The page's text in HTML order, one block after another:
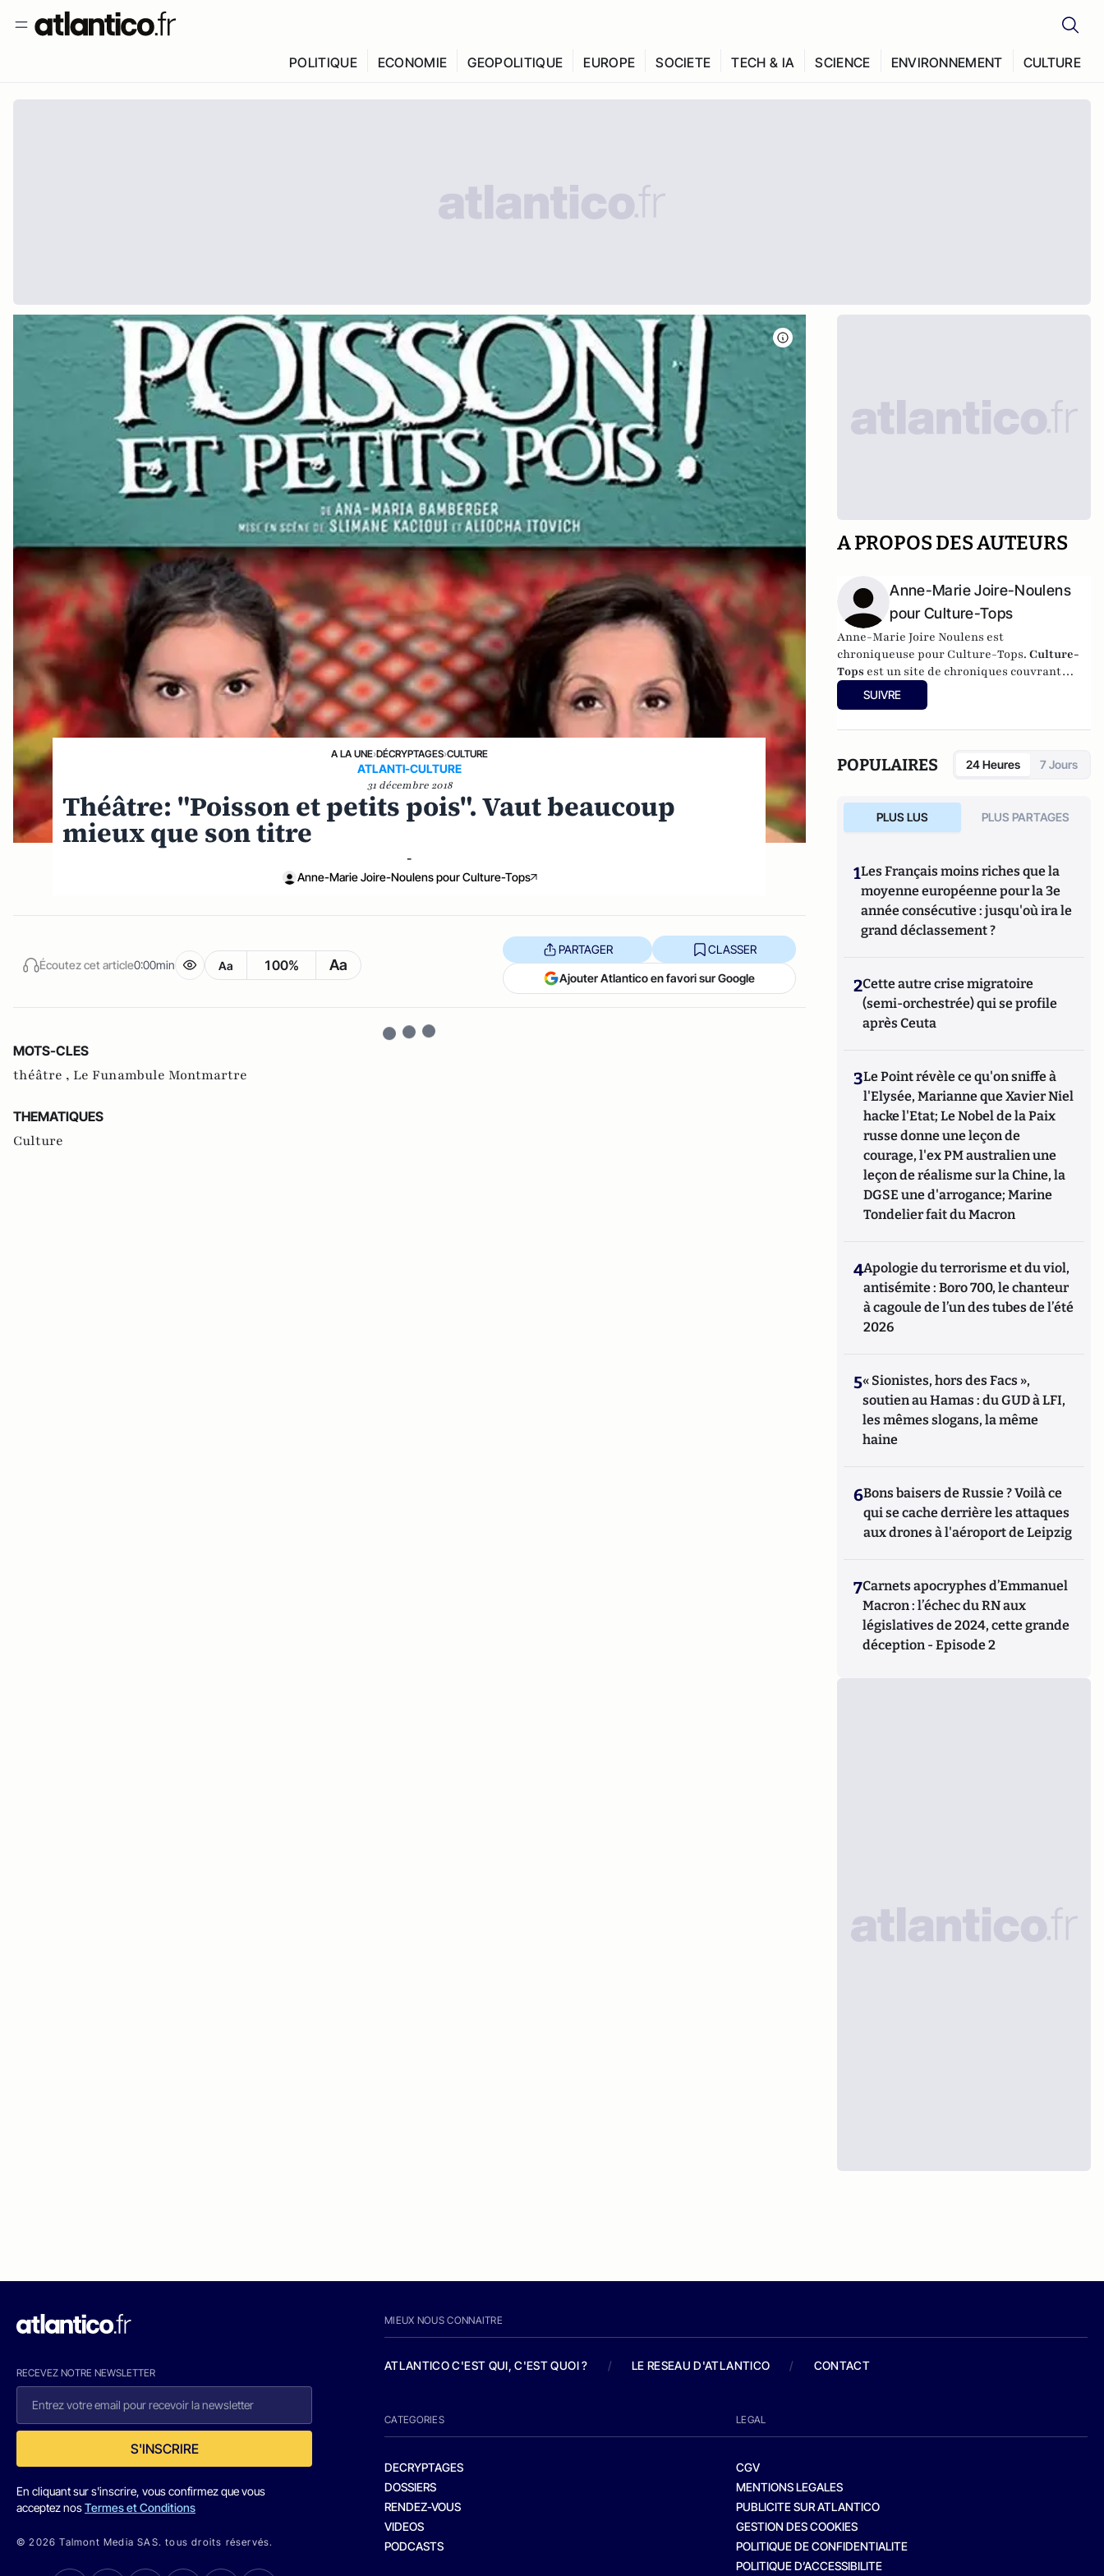
POLITIQUE ECONOMIE GEOPOLITIQUE EUROPE SOCIETE TECH & IA SCIENCE ENVIRONNEMENT CULTURE
A LA UNE›DÉCRYPTAGES›CULTURE
ATLANTI-CULTURE
31 décembre 2018
Théâtre: "Poisson et petits pois". Vaut beaucoup
mieux que son titre
-
Anne-Marie Joire-Noulens pour Culture-Tops
Écoutez cet article0:00min Aa 100% Aa
PARTAGER CLASSER
Ajouter Atlantico en favori sur Google
MOTS-CLES
théâtre , Le Funambule Montmartre
THEMATIQUES
Culture
A PROPOS DES AUTEURS
Anne-Marie Joire-Noulens
pour Culture-Tops
Anne-Marie Joire Noulens est
chroniqueuse pour Culture-Tops.Culture-
Tops est un site de chroniques couvrant
l'ensemble de l'activité culturelle (théâtre,
One Man Shows, opéras, ballets, spectacles
Paugam , journaliste et écrivain, et son fils,
Gabriel Lecarpentier-Paugam.
SUIVRE
POPULAIRES 24 Heures 7 Jours
PLUS LUS PLUS PARTAGES
1Les Français moins riches que la
moyenne européenne pour la 3e
année consécutive : jusqu'où ira le
grand déclassement ?
2Cette autre crise migratoire
(semi-orchestrée) qui se profile
après Ceuta
3Le Point révèle ce qu'on sniffe à
l'Elysée, Marianne que Xavier Niel
hacke l'Etat; Le Nobel de la Paix
russe donne une leçon de
courage, l'ex PM australien une
leçon de réalisme sur la Chine, la
DGSE une d'arrogance; Marine
Tondelier fait du Macron
4Apologie du terrorisme et du viol,
antisémite : Boro 700, le chanteur
à cagoule de l’un des tubes de l’été
2026
5« Sionistes, hors des Facs »,
soutien au Hamas : du GUD à LFI,
les mêmes slogans, la même
haine
6Bons baisers de Russie ? Voilà ce
qui se cache derrière les attaques
aux drones à l'aéroport de Leipzig
7Carnets apocryphes d’Emmanuel
Macron : l’échec du RN aux
législatives de 2024, cette grande
déception - Episode 2
RECEVEZ NOTRE NEWSLETTER
S'INSCRIRE
En cliquant sur s'inscrire, vous confirmez que vous
acceptez nosTermes et Conditions
© 2026 Talmont Media SAS. tous droits réservés.
MIEUX NOUS CONNAITRE
ATLANTICO C'EST QUI, C'EST QUOI ? / LE RESEAU D'ATLANTICO / CONTACT
CATEGORIES
DECRYPTAGES
DOSSIERS
RENDEZ-VOUS
VIDEOS
PODCASTS
LEGAL
CGV
MENTIONS LEGALES
PUBLICITE SUR ATLANTICO
GESTION DES COOKIES
POLITIQUE DE CONFIDENTIALITE
POLITIQUE D’ACCESSIBILITE